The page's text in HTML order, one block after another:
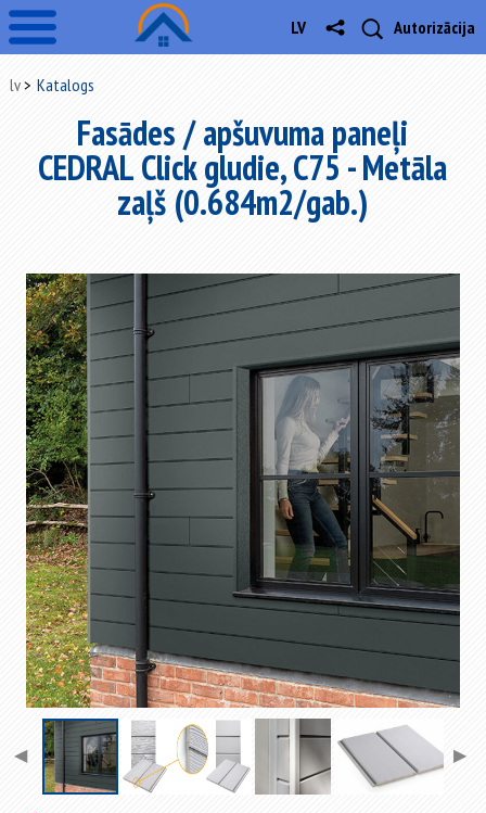
Autorizācija
LV
lv Katalogs
Fasādes / apšuvuma paneļi
CEDRAL Click gludie, C75 - Metāla
zaļš (0.684m2/gab.)
◀ ▶